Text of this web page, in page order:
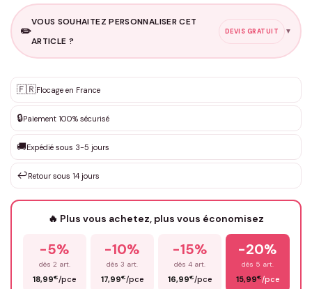
✏️
VOUS SOUHAITEZ PERSONNALISER CET
ARTICLE ?
DEVIS GRATUIT ▼
✨ Personnalisation sur mesure
DEVIS GRATUIT · Personnalisation de 3 à 10€ selon la demande
Que souhaitez-vous ?*
Votre texte / idée*
Prénom*
🇫🇷Flocage en France
🔒Paiement 100% sécurisé
🚚Expédié sous 3-5 jours
↩️Retour sous 14 jours
🔥 Plus vous achetez, plus vous économisez
-5%
dès 2 art.
18,99€/pce
-10%
dès 3 art.
17,99€/pce
-15%
dès 4 art.
16,99€/pce
-20%
dès 5 art.
15,99€/pce